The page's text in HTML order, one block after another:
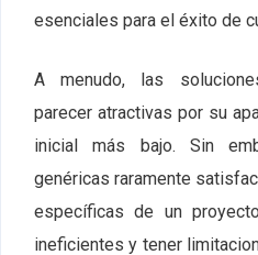
esenciales para el éxito de
A menudo, las
parecer atractivas por su
inicial más bajo. Sin
genéricas raramente
específicas de un
ineficientes y tener